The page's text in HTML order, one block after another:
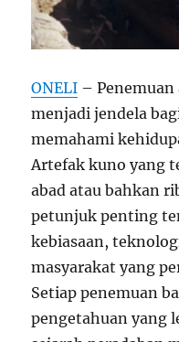
ONELI –
menjadi jendela
memahami
Artefak kuno yang
abad atau bahkan
petunjuk penting
kebiasaan,
masyarakat yang
Setiap penemuan
pengetahuan yang